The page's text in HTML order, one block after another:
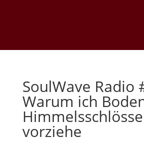
SoulWave Radio
Warum ich
vorziehe